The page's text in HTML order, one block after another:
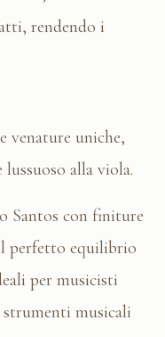
rendendo i
venature uniche,
alla viola.
Santos con finiture
perfetto equilibrio
per musicisti
musicali